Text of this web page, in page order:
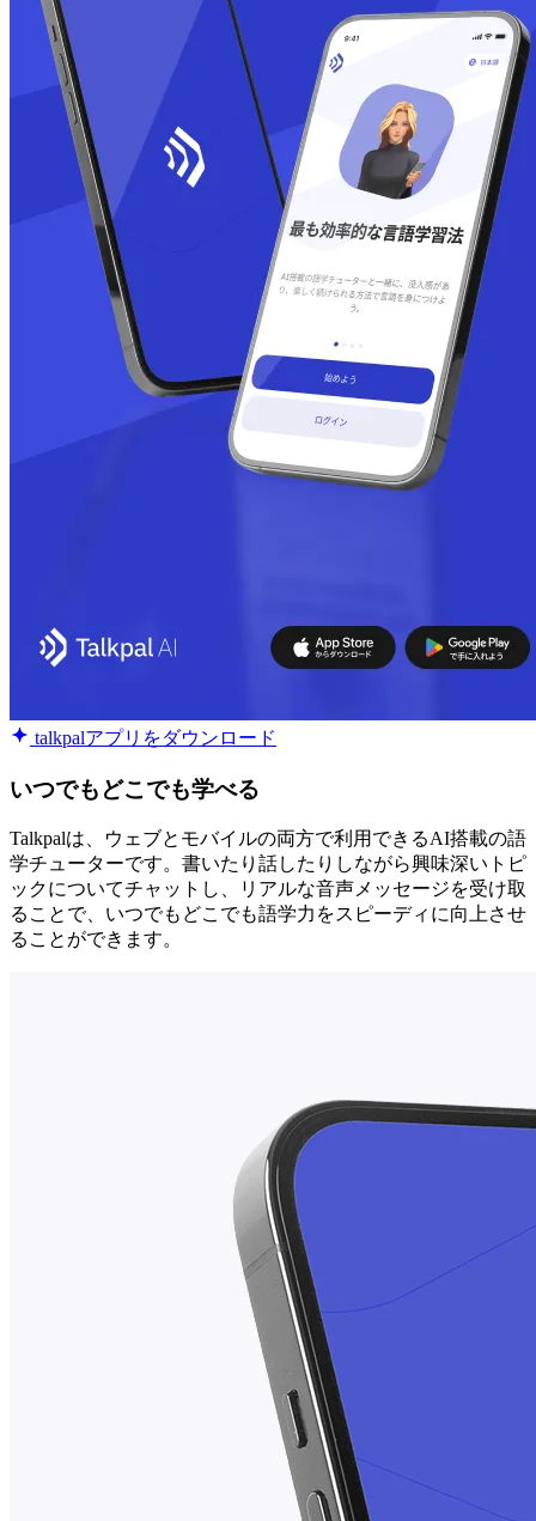
talkpalアプリをダウンロード
いつでもどこでも学べる
Talkpalは、ウェブとモバイルの両方で利用できるAI搭載の語
学チューターです。書いたり話したりしながら興味深いトピ
ックについてチャットし、リアルな音声メッセージを受け取
ることで、いつでもどこでも語学力をスピーディに向上させ
ることができます。